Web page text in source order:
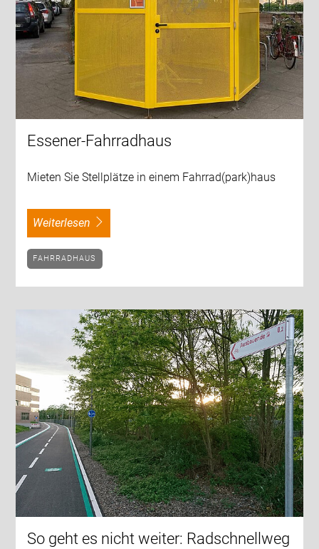
Essener-Fahrradhaus
Mieten Sie Stellplätze in einem Fahrrad(park)haus
weiterlesen
FAHRRADHAUS
So geht es nicht weiter: Radschnellweg